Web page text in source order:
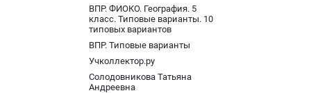
ВПР. ФИОКО. География. 5
класс. Типовые варианты. 10
типовых вариантов
ВПР. Типовые варианты
Учколлектор.ру
Солодовникова Татьяна
Андреевна